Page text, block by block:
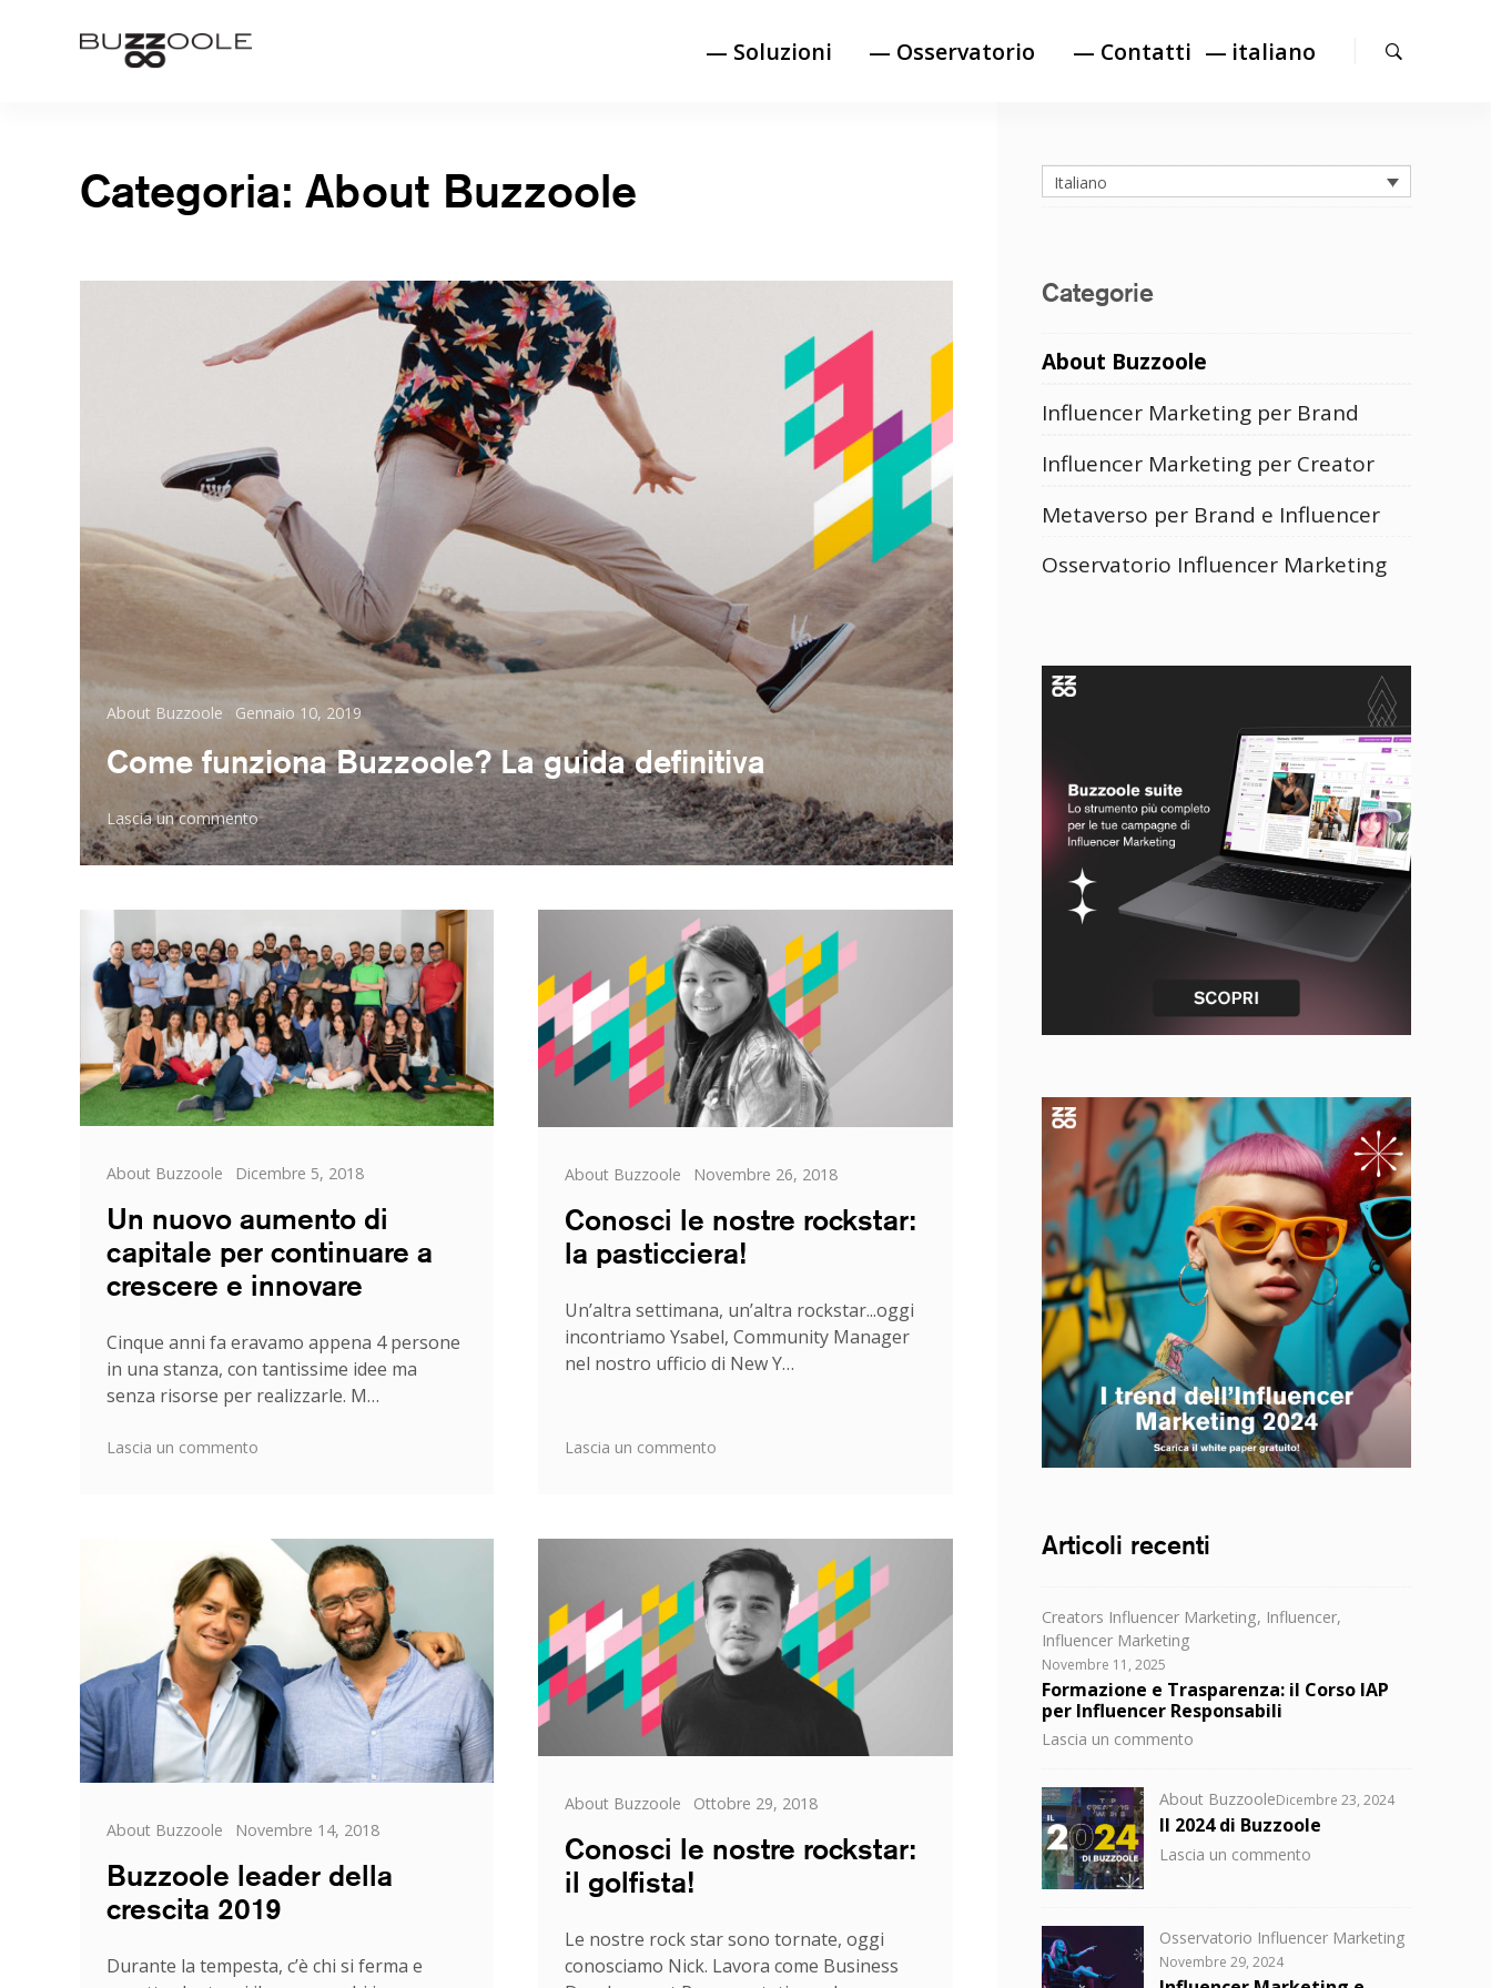
Buzzoole — Soluzioni — Osservatorio — Contatti italiano
Categoria:About Buzzoole
Categorie
About Buzzoole
Posted
Gennaio 10, 2019
Come funziona Buzzoole? La guida definitiva
Lascia un commentosu
Come
funziona
La
guida
definitiva
Categorie
About Buzzoole
Posted
Dicembre 5, 2018
Un nuovo aumento di
capitale per continuare a
crescere e innovare
Cinque anni fa eravamo appena 4 persone
in una stanza, con tantissime idee ma
senza risorse per realizzarle. M…
Lascia un commento
di
capitale
per
continuare
crescere
innovare
Categorie
About Buzzoole
Posted
Novembre 26, 2018
Conosci le nostre rockstar:
la pasticciera!
Un’altra settimana, un’altra rockstar...oggi
incontriamo Ysabel, Community Manager
nel nostro ufficio di New Y…
Lascia un commento
rockstar:
la
pasticciera!
Categorie
About Buzzoole
Posted
Novembre 14, 2018
Buzzoole leader della
crescita 2019
Durante la tempesta, c’è chi si ferma e
Categorie
About Buzzoole
Posted
Ottobre 29, 2018
Conosci le nostre rockstar:
il golfista!
Le nostre rock star sono tornate, oggi
conosciamo Nick. Lavora come Business
Italiano
Categorie
About Buzzoole
Influencer Marketing per Brand
Influencer Marketing per Creator
Metaverso per Brand e Influencer
Osservatorio Influencer Marketing
Articoli recenti
Categorie
Creators Influencer Marketing, Influencer,
Influencer Marketing
Posted
on
Novembre 11, 2025
Formazione e Trasparenza: il Corso IAP
per Influencer Responsabili
Lascia un commentosu
Trasparenza:
il
Corso
Responsabili
Categorie
About BuzzoolePosted
on
Dicembre 23, 2024
Il 2024 di Buzzoole
Lascia un commento
Buzzoole
Categorie
Osservatorio Influencer Marketing
Posted
on
Novembre 29, 2024